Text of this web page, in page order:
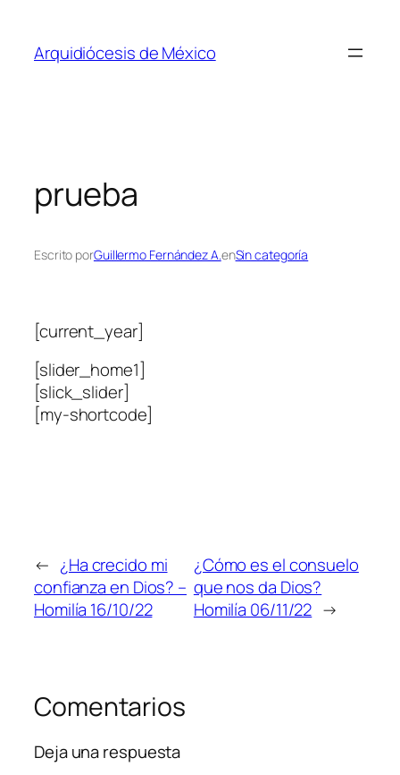
contenido
Arquidiócesis de México
prueba
Escrito porGuillermo Fernández A.enSin categoría
[current_year]
[slider_home1]
[slick_slider]
[my-shortcode]
← ¿Ha crecido mi
confianza en Dios? –
Homilía 16/10/22
¿Cómo es el consuelo
que nos da Dios?
Homilía 06/11/22 →
Comentarios
Deja una respuesta